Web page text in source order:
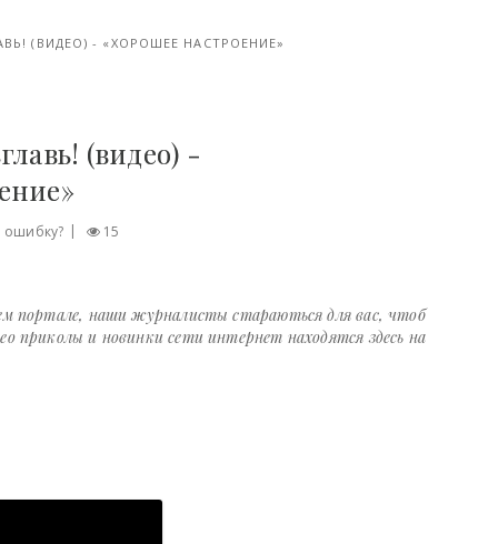
(ВИДЕО) - «ХОРОШЕЕ НАСТРОЕНИЕ»
(видео) -
15
портале, наши журналисты стараються для вас, чтоб
приколы и новинки сети интернет находятся здесь на